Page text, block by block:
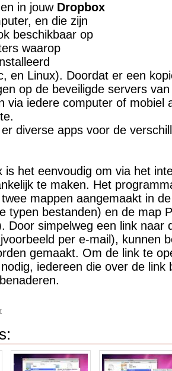
in jouw Dropbox
en die zijn
beschikbaar op
waarop
en Linux). Doordat er een
op de beveiligde servers
via iedere computer of mobiel
diverse apps voor de
is het eenvoudig om via het
te maken. Het
twee mappen aangemaakt in
typen bestanden) en de map
Door simpelweg een link naar
per e-mail), kunnen
gemaakt. Om de link te
iedereen die over de link